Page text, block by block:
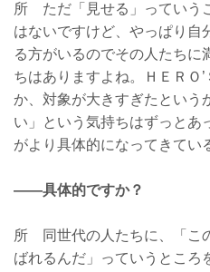
所 ただ「見せる」っていう
はないですけど、やっぱり自
る方がいるのでその人たちに
ちはありますよね。ＨＥＲＯ
か、対象が大きすぎたという
い」という気持ちはずっとあ
がより具体的になってきてい
——具体的ですか？
所 同世代の人たちに、「こ
ばれるんだ」っていうところ